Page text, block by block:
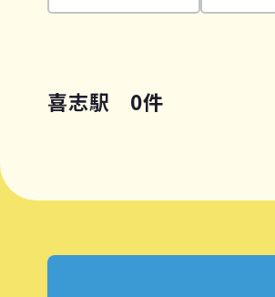
喜志駅 0件